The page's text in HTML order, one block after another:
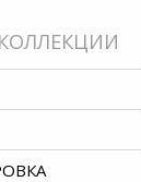
КОЛЛЕКЦИИ